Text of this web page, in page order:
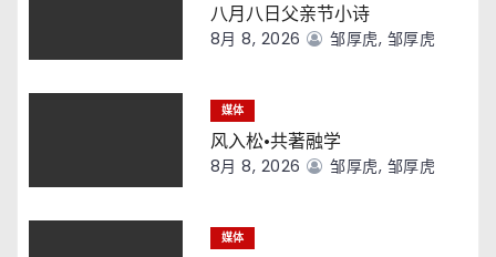
八月八日父亲节小诗
8月 8, 2026 邹厚虎, 邹厚虎
媒体
风入松·共著融学
8月 8, 2026 邹厚虎, 邹厚虎
媒体